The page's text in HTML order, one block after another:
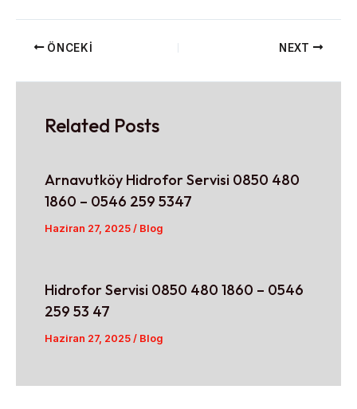
ÖNCEKI NEXT
Related Posts
Arnavutköy Hidrofor Servisi 0850 480
1860 – 0546 259 5347
Haziran 27, 2025/ Blog
Hidrofor Servisi 0850 480 1860 – 0546
259 53 47
Haziran 27, 2025 / Blog